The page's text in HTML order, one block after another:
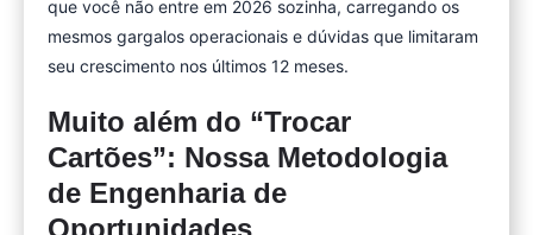
que você não entre em 2026 sozinha, carregando os
mesmos gargalos operacionais e dúvidas que limitaram
seu crescimento nos últimos 12 meses.
Muito além do “Trocar
Cartões”: Nossa Metodologia
de Engenharia de
Oportunidades